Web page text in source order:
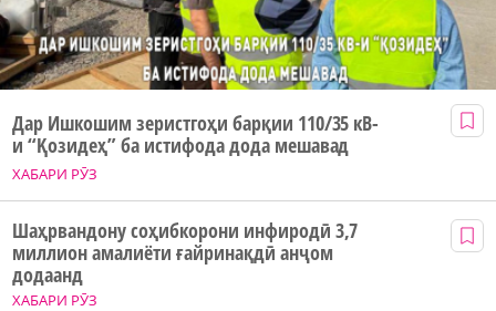
ХАБАРИ РӮЗ
Дар Ишкошим зеристгоҳи барқии 110/35 кВ-
и “Қозидеҳ” ба истифода дода мешавад
ХАБАРИ РӮЗ
Шаҳрвандону соҳибкорони инфиродӣ 3,7
миллион амалиёти ғайринақдӣ анҷом
додаанд